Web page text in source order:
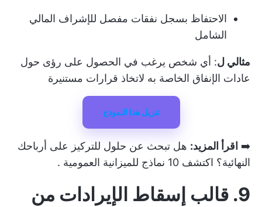
الاحتفاظ بسجل نفقات مفصل للإشراف المالي
الشامل
مثالي ل: أي شخص يرغب في الحصول على رؤى حول
عادات الإنفاق الخاصة به لاتخاذ قرارات مستنيرة
تنزيل هذا النموذج
➡️ اقرأ المزيد: هل تبحث عن حلول للتركيز على أرباحك
النهائية؟ اكتشف 10 نماذج للميزانية العمومية .
9. قالب إسقاط الإيرادات من